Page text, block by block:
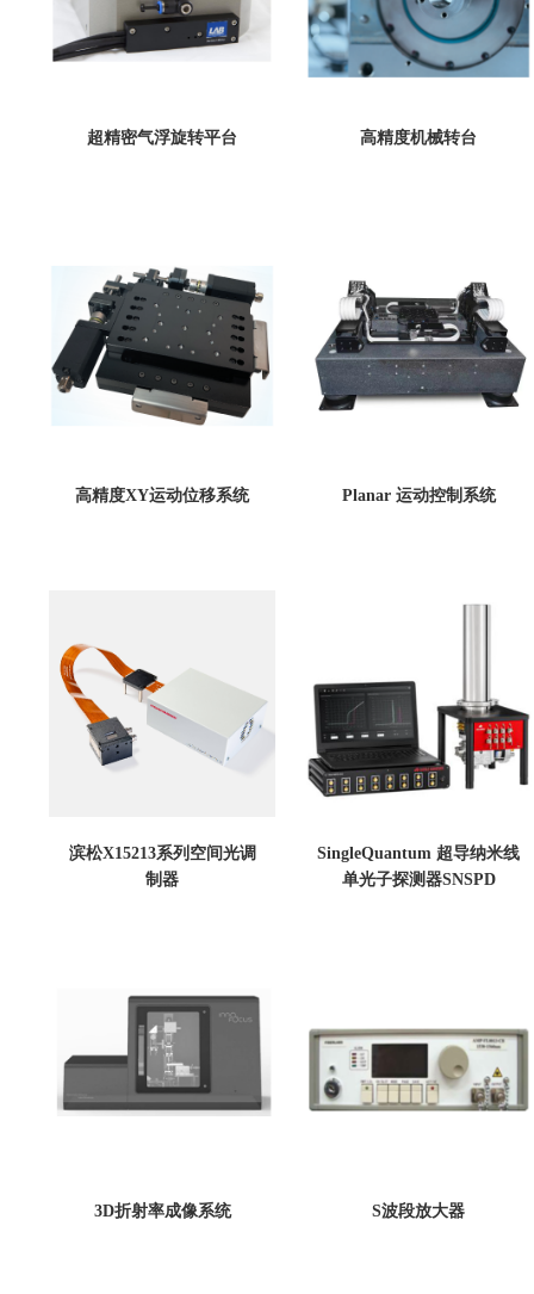
超精密气浮旋转平台 高精度机械转台
高精度XY运动位移系统 Planar 运动控制系统
滨松X15213系列空间光调
制器
SingleQuantum 超导纳米线
单光子探测器SNSPD
3D折射率成像系统 S波段放大器